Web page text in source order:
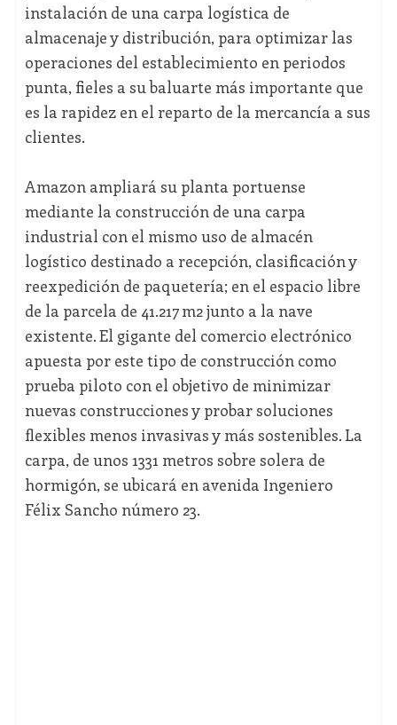
instalación de una carpa logística de
almacenaje y distribución, para optimizar las
operaciones del establecimiento en periodos
punta, fieles a su baluarte más importante que
es la rapidez en el reparto de la mercancía a sus
clientes.
Amazon ampliará su planta portuense
mediante la construcción de una carpa
industrial con el mismo uso de almacén
logístico destinado a recepción, clasificación y
reexpedición de paquetería; en el espacio libre
de la parcela de 41.217 m2junto a la nave
existente. El gigante del comercio electrónico
apuesta por este tipo de construcción como
prueba piloto con el objetivo de minimizar
nuevas construcciones y probar soluciones
flexibles menos invasivas y más sostenibles. La
carpa, de unos 1331 metros sobre solera de
hormigón, se ubicará en avenida Ingeniero
Félix Sancho número 23.